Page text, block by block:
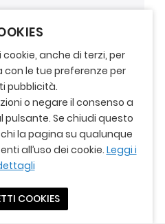
anche di terzi, per
con le tue preferenze per
pubblicità.
o negare il consenso a
pulsante. Se chiudi questo
la pagina su qualunque
all’uso dei cookie. Leggi i
COOKIES